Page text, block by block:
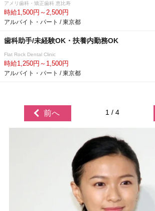
アメリ歯科・矯正歯科 恵比寿
時給1,500円～2,500円
アルバイト・パート / 東京都
歯科助手/未経験OK・扶養内勤務OK
Flat Rock Dental Clinic
時給1,250円～1,500円
アルバイト・パート / 東京都
前へ 1 / 4